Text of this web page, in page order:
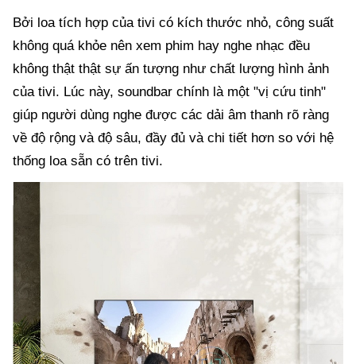
Bởi loa tích hợp của tivi có kích thước nhỏ, công suất
không quá khỏe nên xem phim hay nghe nhạc đều
không thật thật sự ấn tượng như chất lượng hình ảnh
của tivi. Lúc này, soundbar chính là một "vị cứu tinh"
giúp người dùng nghe được các dải âm thanh rõ ràng
về độ rộng và độ sâu, đầy đủ và chi tiết hơn so với hệ
thống loa sẵn có trên tivi.